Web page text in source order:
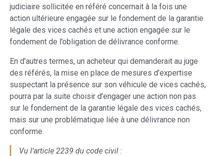
judiciaire sollicitée en référé concernait à la fois une
action ultérieure engagée sur le fondement de la garantie
légale des vices cachés et une action engagée sur le
fondement de l’obligation de délivrance conforme.
En d’autres termes, un acheteur qui demanderait au juge
des référés, la mise en place de mesures d’expertise
suspectant la présence sur son véhicule de vices cachés,
pourra par la suite choisir d’engager une action non pas
sur le fondement de la garantie légale des vices cachés,
mais sur une problématique liée à une délivrance non
conforme.
Vu l’article 2239 du code civil :